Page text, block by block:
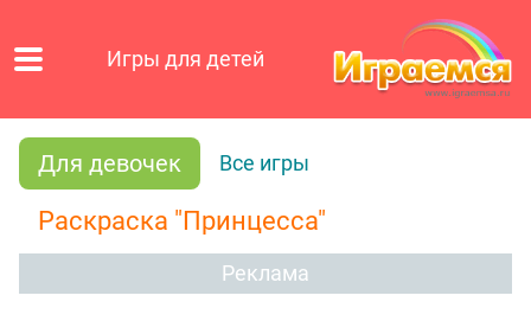
Игры для детей
Для девочек Все игры
Раскраска "Принцесса"
Реклама